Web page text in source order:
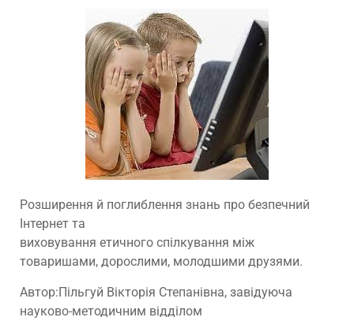
Розширення й поглиблення знань про безпечний
Інтернет та
виховування етичного спілкування між
товаришами, дорослими, молодшими друзями.
Автор:Пільгуй Вікторія Степанівна, завідуюча
науково-методичним відділом